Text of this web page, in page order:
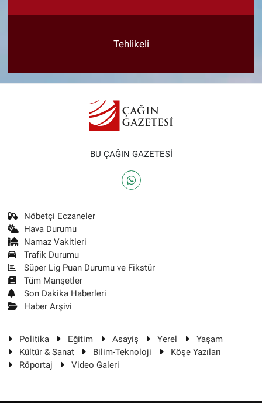
Tehlikeli
BU ÇAĞIN GAZETESİ
Nöbetçi Eczaneler
Hava Durumu
Namaz Vakitleri
Trafik Durumu
Süper Lig Puan Durumu ve Fikstür
Tüm Manşetler
Son Dakika Haberleri
Haber Arşivi
Politika Eğitim Asayiş Yerel
Yaşam
Kültür & Sanat
Bilim-Teknoloji
Köşe Yazıları
Röportaj
Video Galeri